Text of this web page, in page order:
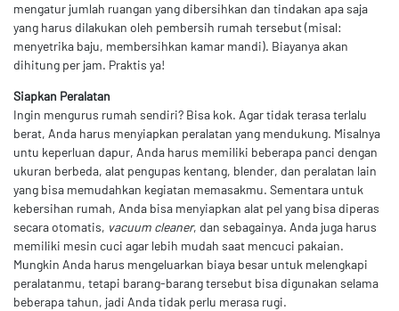
mengatur jumlah ruangan yang dibersihkan dan tindakan apa saja
yang harus dilakukan oleh pembersih rumah tersebut (misal:
menyetrika baju, membersihkan kamar mandi). Biayanya akan
dihitung per jam. Praktis ya!
Siapkan Peralatan
Ingin mengurus rumah sendiri? Bisa kok. Agar tidak terasa terlalu
berat, Anda harus menyiapkan peralatan yang mendukung. Misalnya
untu keperluan dapur, Anda harus memiliki beberapa panci dengan
ukuran berbeda, alat pengupas kentang, blender, dan peralatan lain
yang bisa memudahkan kegiatan memasakmu. Sementara untuk
kebersihan rumah, Anda bisa menyiapkan alat pel yang bisa diperas
secara otomatis, vacuum cleaner, dan sebagainya. Anda juga harus
memiliki mesin cuci agar lebih mudah saat mencuci pakaian.
Mungkin Anda harus mengeluarkan biaya besar untuk melengkapi
peralatanmu, tetapi barang-barang tersebut bisa digunakan selama
beberapa tahun, jadi Anda tidak perlu merasa rugi.